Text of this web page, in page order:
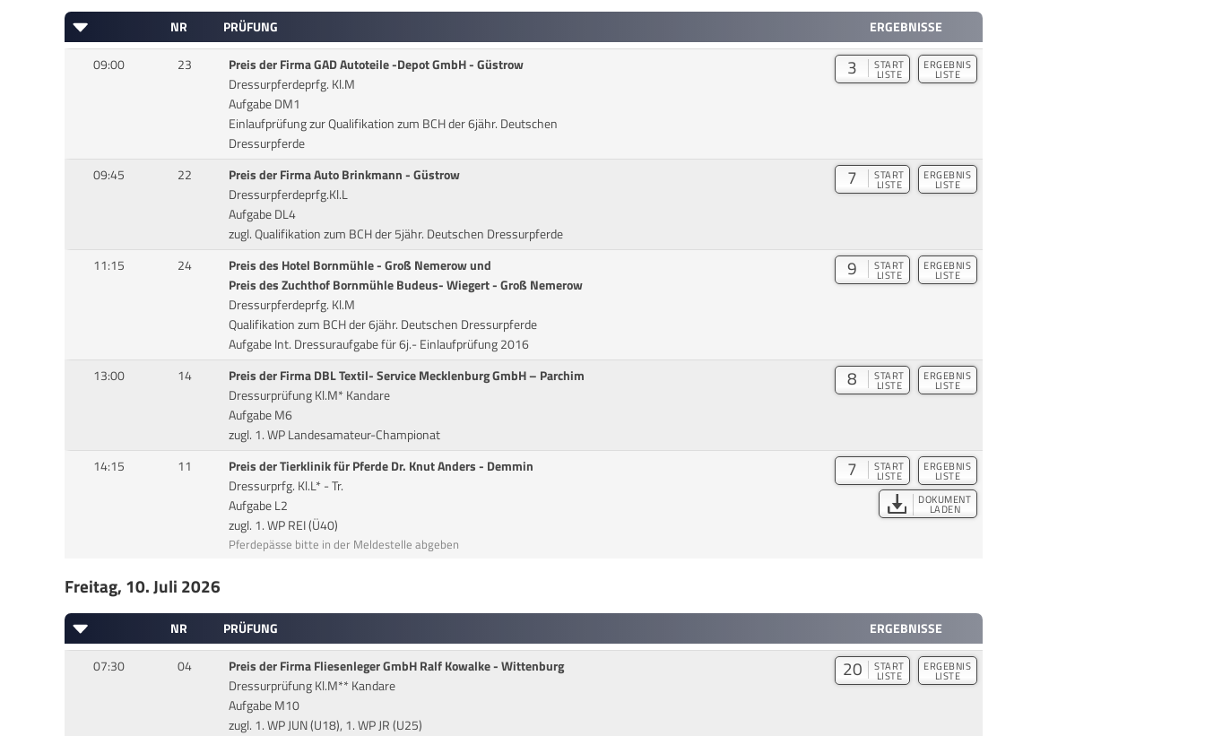
NR PRÜFUNG
ERGEBNISSE
09:00
23
Preis der Firma GAD Autoteile -Depot GmbH - Güstrow
Dressurpferdeprfg. Kl.M
Aufgabe DM1
Einlaufprüfung zur Qualifikation zum BCH der 6jähr. Deutschen
Dressurpferde
3 START
LISTE
ERGEBNIS
LISTE
09:45 22
Preis der Firma Auto Brinkmann - Güstrow
Dressurpferdeprfg.Kl.L
Aufgabe DL4
zugl. Qualifikation zum BCH der 5jähr. Deutschen Dressurpferde
7 START
LISTE
ERGEBNIS
LISTE
11:15 24
Preis des Hotel Bornmühle - Groß Nemerow und
Preis des Zuchthof Bornmühle Budeus- Wiegert - Groß Nemerow
Dressurpferdeprfg. Kl.M
Qualifikation zum BCH der 6jähr. Deutschen Dressurpferde
Aufgabe Int. Dressuraufgabe für 6j.- Einlaufprüfung 2016
9 START
LISTE
ERGEBNIS
LISTE
13:00 14
Preis der Firma DBL Textil- Service Mecklenburg GmbH – Parchim
Dressurprüfung Kl.M* Kandare
Aufgabe M6
zugl. 1. WP Landesamateur-Championat
8 START
LISTE
ERGEBNIS
LISTE
14:15 11
Preis der Tierklinik für Pferde Dr. Knut Anders - Demmin
Dressurprfg. Kl.L* - Tr.
Aufgabe L2
zugl. 1. WP REI (Ü40)
Pferdepässe bitte in der Meldestelle abgeben
7 START
LISTE
ERGEBNIS
LISTE
DOKUMENT
LADEN
Freitag, 10. Juli 2026
NR PRÜFUNG
ERGEBNISSE
07:30
04
Preis der Firma Fliesenleger GmbH Ralf Kowalke - Wittenburg
Dressurprüfung Kl.M** Kandare
Aufgabe M10
zugl. 1. WP JUN (U18), 1. WP JR (U25)
20 START
LISTE
ERGEBNIS
LISTE